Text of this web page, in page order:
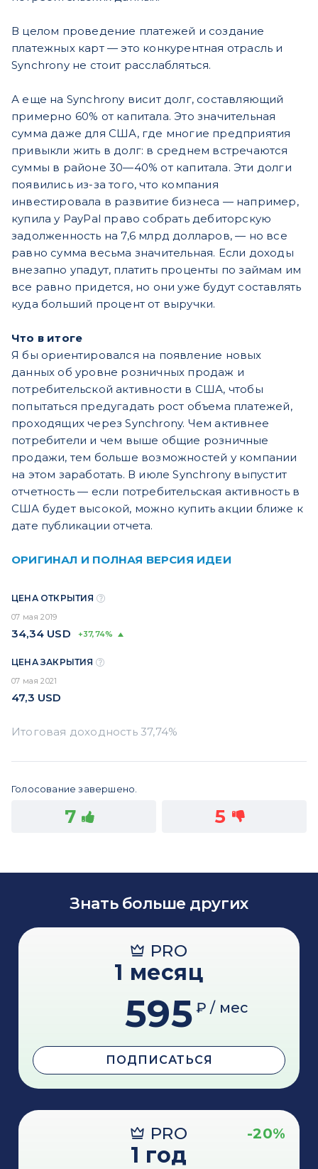
В целом проведение платежей и создание
платежных карт — это конкурентная отрасль и
Synchrony не стоит расслабляться.
А еще на Synchrony висит долг, составляющий
примерно 60% от капитала. Это значительная
сумма даже для США, где многие предприятия
привыкли жить в долг: в среднем встречаются
суммы в районе 30—40% от капитала. Эти долги
появились из-за того, что компания
инвестировала в развитие бизнеса — например,
купила у PayPal право собрать дебиторскую
задолженность на 7,6 млрд долларов, — но все
равно сумма весьма значительная. Если доходы
внезапно упадут, платить проценты по займам им
все равно придется, но они уже будут составлять
куда больший процент от выручки.
Что в итоге
Я бы ориентировался на появление новых
данных об уровне розничных продаж и
потребительской активности в США, чтобы
попытаться предугадать рост объема платежей,
проходящих через Synchrony. Чем активнее
потребители и чем выше общие розничные
продажи, тем больше возможностей у компании
на этом заработать. В июле Synchrony выпустит
отчетность — если потребительская активность в
США будет высокой, можно купить акции ближе к
дате публикации отчета.
ОРИГИНАЛ И ПОЛНАЯ ВЕРСИЯ ИДЕИ
ЦЕНА ОТКРЫТИЯ
07 мая 2019
34,34 USD +37,74%
ЦЕНА ЗАКРЫТИЯ
07 мая 2021
47,3 USD
Голосование завершено.
7 5
Знать больше других
PRO
1 месяц
595 ₽ / мес
ПОДПИСАТЬСЯ
PRO -20%
1 год